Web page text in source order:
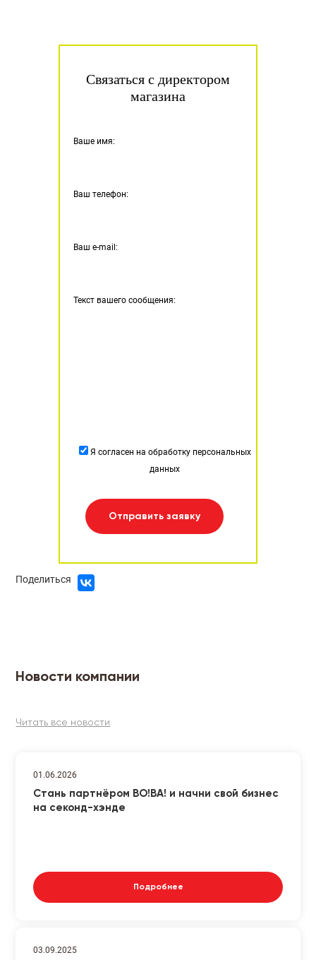
Связаться с директором
магазина
Ваше имя:
Ваш телефон:
Ваш e-mail:
Текст вашего сообщения:
Я согласен на обработку персональных
данных
Отправить заявку
Поделиться
Новости компании
Читать все новости
01.06.2026
Стань партнёром ВО!ВА! и начни свой бизнес
на секонд-хэнде
Подробнее
03.09.2025